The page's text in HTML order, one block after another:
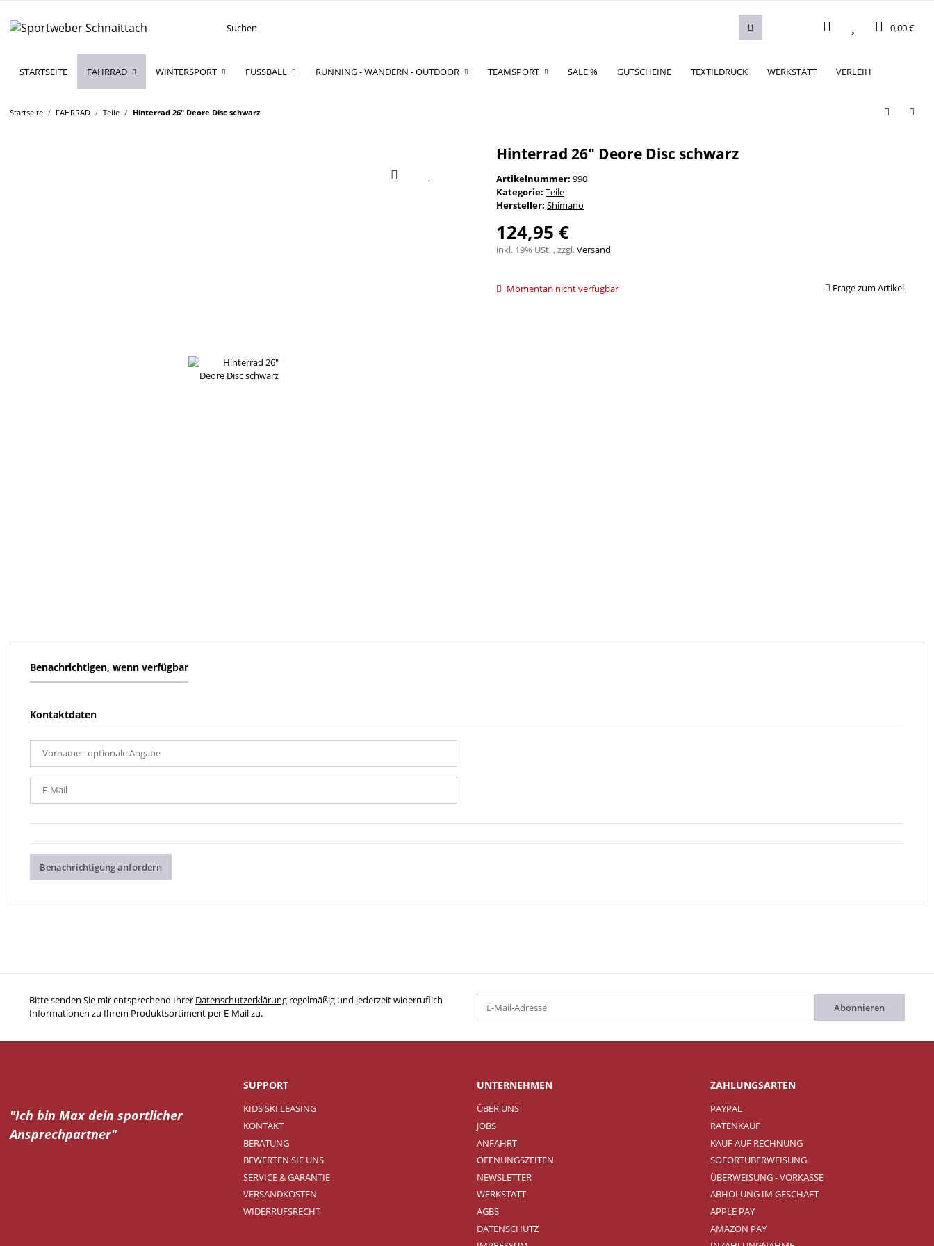
0,00 €
FAHRRAD WINTERSPORT FUSSBALL RUNNING - WANDERN - OUTDOOR TEAMSPORT SALE % GUTSCHEINE TEXTILDRUCK
STARTSEITE WERKSTATT VERLEIH
Startseite FAHRRAD Teile Hinterrad 26" Deore Disc schwarz
Hinterrad 26" Deore Disc schwarz
Artikelnummer: 990
Kategorie: Teile
Hersteller: Shimano
124,95 €
inkl. 19% USt. , zzgl.Versand
Momentan nicht verfügbar Frage zum Artikel
Benachrichtigen, wenn verfügbar
Kontaktdaten
Vorname- optionale Angabe
E-Mail
Benachrichtigung anfordern
Bitte senden Sie mir entsprechend Ihrer Datenschutzerklärung regelmäßig und jederzeit widerruflich
Informationen zu Ihrem Produktsortiment per E-Mail zu.
Abonnieren
"Ich bin Max dein sportlicher
Ansprechpartner"
SUPPORT
KIDS SKI LEASING
KONTAKT
BERATUNG
BEWERTEN SIE UNS
SERVICE & GARANTIE
VERSANDKOSTEN
WIDERRUFSRECHT
UNTERNEHMEN
ÜBER UNS
JOBS
ANFAHRT
ÖFFNUNGSZEITEN
NEWSLETTER
WERKSTATT
AGBS
DATENSCHUTZ
ZAHLUNGSARTEN
PAYPAL
RATENKAUF
KAUF AUF RECHNUNG
SOFORTÜBERWEISUNG
ÜBERWEISUNG - VORKASSE
ABHOLUNG IM GESCHÄFT
APPLE PAY
AMAZON PAY